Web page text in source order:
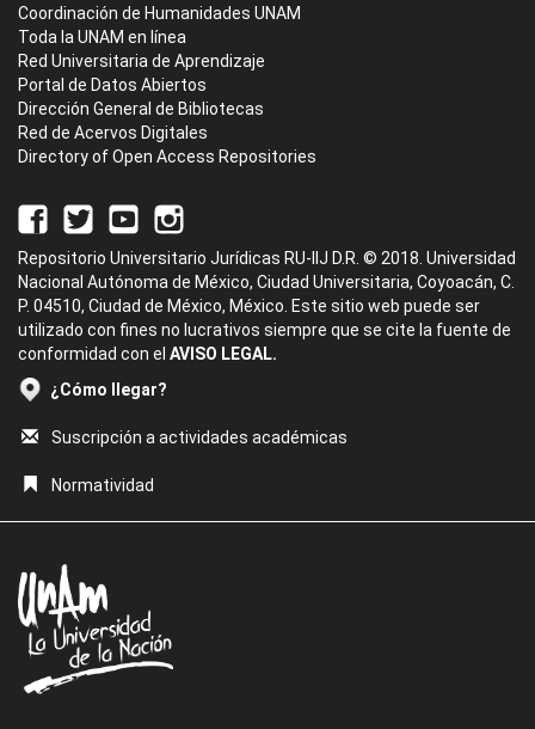
Coordinación de Humanidades UNAM
Toda la UNAM en línea
Red Universitaria de Aprendizaje
Portal de Datos Abiertos
Dirección General de Bibliotecas
Red de Acervos Digitales
Directory of Open Access Repositories
Repositorio Universitario Jurídicas RU-IIJ D.R. © 2018. Universidad
Nacional Autónoma de México, Ciudad Universitaria, Coyoacán, C.
P. 04510, Ciudad de México, México. Este sitio web puede ser
utilizado con fines no lucrativos siempre que se cite la fuente de
conformidad con el AVISO LEGAL.
¿Cómo llegar?
Suscripción a actividades académicas
Normatividad